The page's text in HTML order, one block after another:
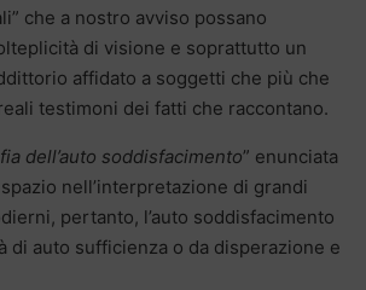
che a nostro avviso possano
di visione e soprattutto un
affidato a soggetti che più che
testimoni dei fatti che raccontano.
dell’auto soddisfacimento” enunciata
nell’interpretazione di grandi
pertanto, l’auto soddisfacimento
di auto sufficienza o da disperazione e